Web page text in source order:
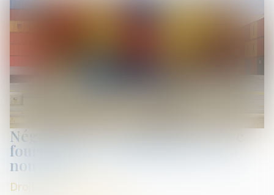
Négociations commerciales entre
fournisseurs et distributeurs : du
nouveau
Droit de la distribution